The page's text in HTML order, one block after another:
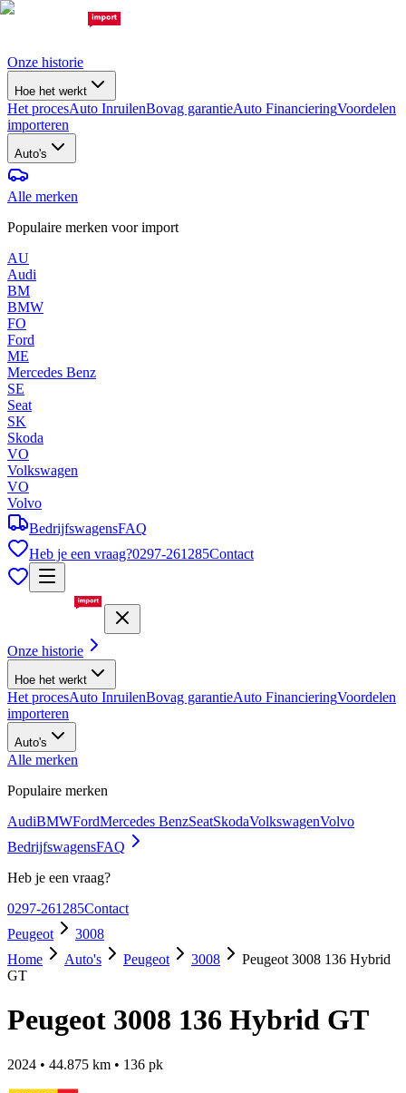
Onze historie
Hoe het werkt
Het procesAuto InruilenBovag garantieAuto FinancieringVoordelen
importeren
Auto's
Alle merken
Populaire merken voor import
AU
Audi
BM
BMW
FO
Ford
ME
Mercedes Benz
SE
Seat
SK
Skoda
VO
Volkswagen
VO
Volvo
BedrijfswagensFAQ
Heb je een vraag?0297-261285Contact
Onze historie
Hoe het werkt
Het procesAuto InruilenBovag garantieAuto FinancieringVoordelen
importeren
Auto's
Alle merken
Populaire merken
AudiBMWFordMercedes BenzSeatSkodaVolkswagenVolvo
BedrijfswagensFAQ
Heb je een vraag?
0297-261285Contact
Peugeot
3008
Home
Auto's Peugeot 3008
Peugeot 3008 136 Hybrid
GT
Peugeot 3008 136 Hybrid GT
2024 • 44.875 km • 136 pk